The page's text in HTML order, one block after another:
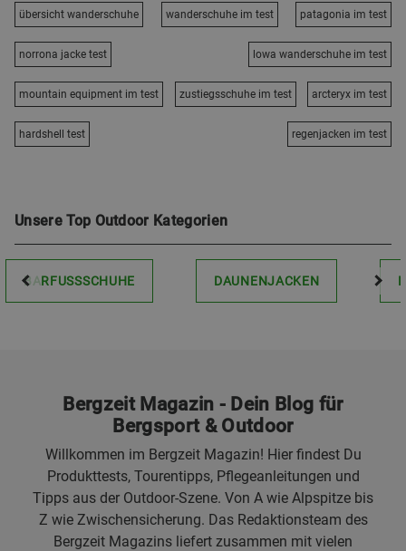
übersicht wanderschuhe wanderschuhe im test patagonia im test
norrona jacke test lowa wanderschuhe im test
mountain equipment im test zustiegsschuhe im test arcteryx im test
hardshell test regenjacken im test
Unsere Top Outdoor Kategorien
BARFUSSSCHUHE DAUNENJACKEN
Bergzeit Magazin - Dein Blog für
Bergsport & Outdoor
Willkommen im Bergzeit Magazin! Hier findest Du
Produkttests, Tourentipps, Pflegeanleitungen und
Tipps aus der Outdoor-Szene. Von A wie Alpspitze bis
Z wie Zwischensicherung. Das Redaktionsteam des
Bergzeit Magazins liefert zusammen mit vielen